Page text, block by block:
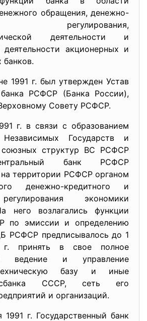
обращения, денежно-
регулирования,
деятельности и
деятельности акционерных и
банков.
г. был утвержден Устав
банка РСФСР (Банка России),
Совету РСФСР.
г. в связи с образованием
Государств и
союзных структур ВС РСФСР
банк РСФСР
территории РСФСР органом
денежно-кредитного и
экономики
него возлагались функции
по эмиссии и определению
РСФСР предписывалось до 1
г. принять в свое полное
ведение и управление
техническую базу и иные
СССР, сеть его
и организаций.
г. Государственный банк